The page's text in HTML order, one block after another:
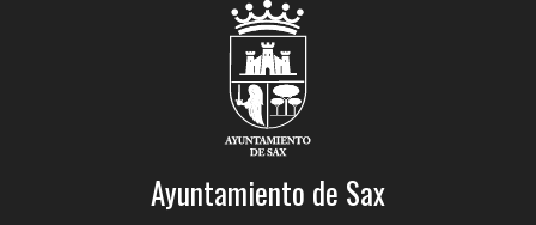
Ayuntamiento de Sax